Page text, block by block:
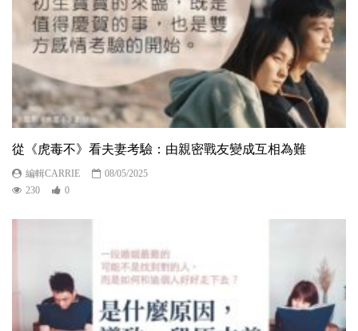
從《虎毒不》看夫妻考驗：由親密戰友變成互相為難
編輯CARRIE
08/05/2025
230
0